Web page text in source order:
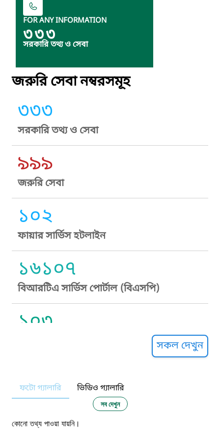
FOR ANY INFORMATION
৩৩৩
সরকারি তথ্য ও সেবা
জরুরি সেবা নম্বরসমূহ
৩৩৩
সরকারি তথ্য ও সেবা
৯৯৯
জরুরি সেবা
১০২
ফায়ার সার্ভিস হটলাইন
১৬১০৭
বিআরটিএ সার্ভিস পোর্টাল (বিএসপি)
১০৩
নারী ও শিশু নির্যাতন প্রতিরোধ
১০৬
সকল দেখুন
ফটো গ্যালারি ভিডিও গ্যালারি
সব দেখুন
কোনো তথ্য পাওয়া যায়নি।